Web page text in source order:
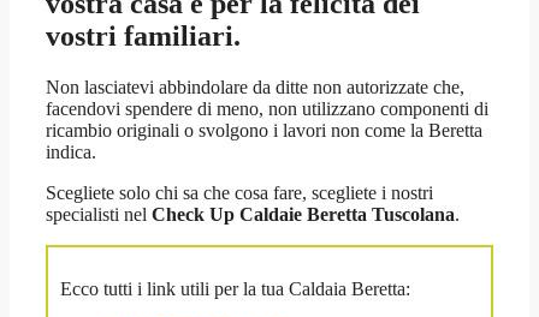
vostri familiari.
Non lasciatevi abbindolare da ditte non autorizzate che,
facendovi spendere di meno, non utilizzano componenti di
ricambio originali o svolgono i lavori non come la Beretta
indica.
Scegliete solo chi sa che cosa fare, scegliete i nostri
specialisti nel Check Up Caldaie Beretta Tuscolana.
Ecco tutti i link utili per la tua Caldaia Beretta: